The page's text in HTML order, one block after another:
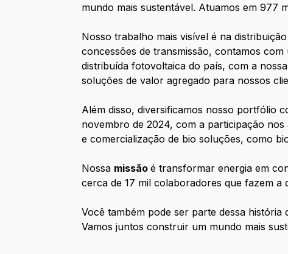
mundo mais sustentável. Atuamos em 977
Nosso trabalho mais visível é na
concessões de transmissão, contamos
distribuída fotovoltaica do país, com a
soluções de valor agregado para nossos
Além disso, diversificamos nosso portfólio
novembro de 2024, com a participação nos
e comercialização de bio soluções, como
Nossa missãoé transformar energia em
cerca de 17 mil colaboradores que fazem a
Você também pode ser parte dessa história
Vamos juntos construir um mundo mais